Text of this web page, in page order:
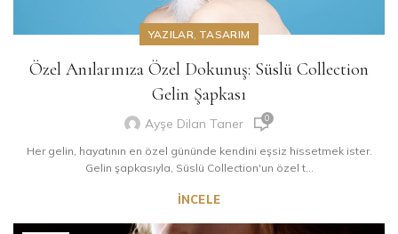
YAZILAR TASARIM
Özel Anılarınıza Özel Dokunuş: Süslü Collection
Gelin Şapkası
Ayşe Dilan Taner 0
Her gelin, hayatının en özel gününde kendini eşsiz hissetmek ister.
Gelin şapkasıyla, Süslü Collection'un özel t...
İNCELE